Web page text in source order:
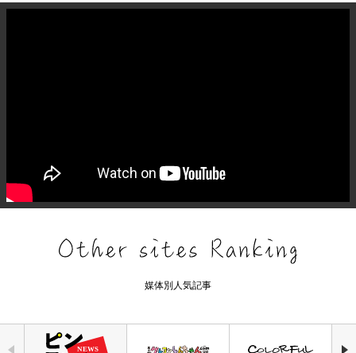
媒体別人気記事